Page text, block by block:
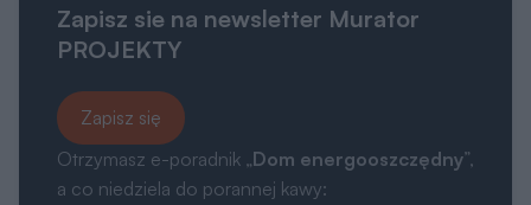
Zapisz sie na newsletter Murator
PROJEKTY
Zapisz się
Otrzymasz e-poradnik „Dom energooszczędny”,
a co niedziela do porannej kawy: